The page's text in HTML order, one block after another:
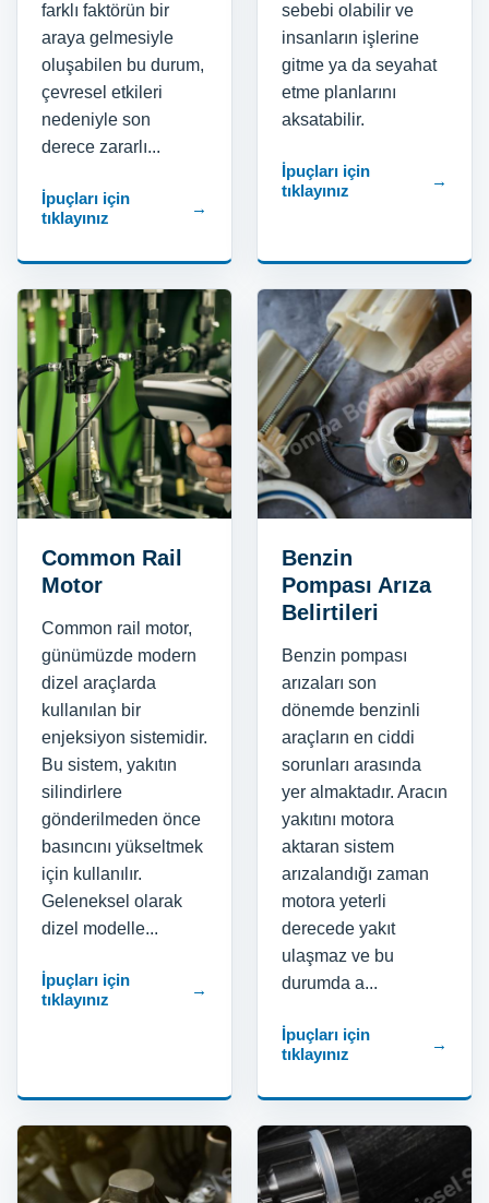
farklı faktörün bir
araya gelmesiyle
oluşabilen bu durum,
çevresel etkileri
nedeniyle son
derece zararlı...
İpuçları için
tıklayınız
→
sebebi olabilir ve
insanların işlerine
gitme ya da seyahat
etme planlarını
aksatabilir.
İpuçları için
tıklayınız
→
Common Rail
Motor
Common rail motor,
günümüzde modern
dizel araçlarda
kullanılan bir
enjeksiyon sistemidir.
Bu sistem, yakıtın
silindirlere
gönderilmeden önce
basıncını yükseltmek
için kullanılır.
Geleneksel olarak
dizel modelle...
İpuçları için
tıklayınız
→
Benzin
Pompası Arıza
Belirtileri
Benzin pompası
arızaları son
dönemde benzinli
araçların en ciddi
sorunları arasında
yer almaktadır. Aracın
yakıtını motora
aktaran sistem
arızalandığı zaman
motora yeterli
derecede yakıt
ulaşmaz ve bu
durumda a...
İpuçları için
tıklayınız
→